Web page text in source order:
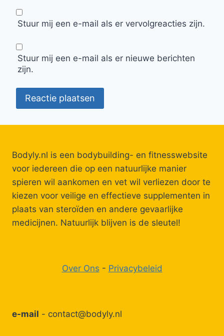
Stuur mij een e-mail als er vervolgreacties zijn.
Stuur mij een e-mail als er nieuwe berichten
zijn.
Bodyly.nl is een bodybuilding- en fitnesswebsite
voor iedereen die op een natuurlijke manier
spieren wil aankomen en vet wil verliezen door te
kiezen voor veilige en effectieve supplementen in
plaats van steroïden en andere gevaarlijke
medicijnen. Natuurlijk blijven is de sleutel!
Over Ons - Privacybeleid
e-mail - contact@bodyly.nl